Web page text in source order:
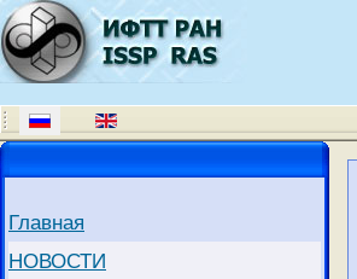
Главная
НОВОСТИ